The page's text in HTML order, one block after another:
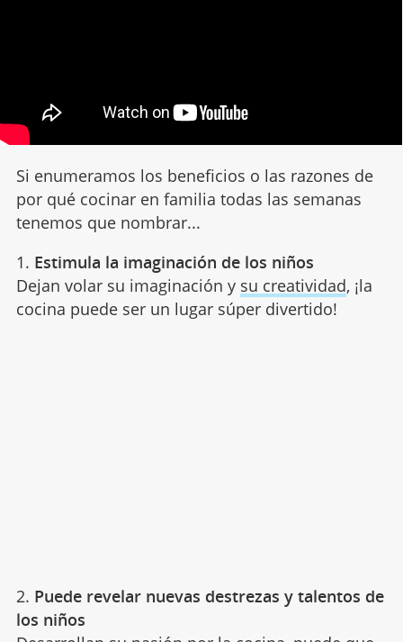
Si enumeramos los beneficios o las razones de
por qué cocinar en familia todas las semanas
tenemos que nombrar...
1. Estimula la imaginación de los niños
Dejan volar su imaginación y su creatividad, ¡la
cocina puede ser un lugar súper divertido!
2. Puede revelar nuevas destrezas y talentos de
los niños